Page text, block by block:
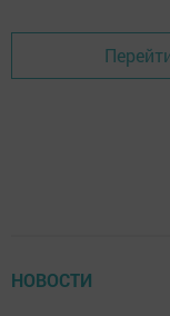
НОВОСТИ